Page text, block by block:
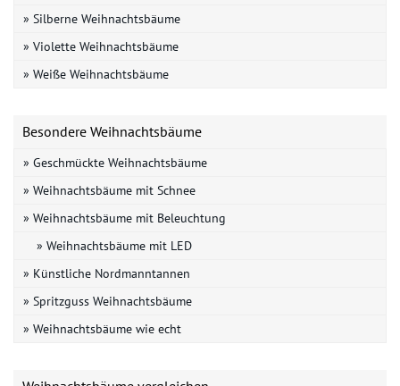
» Silberne Weihnachtsbäume
» Violette Weihnachtsbäume
» Weiße Weihnachtsbäume
Besondere Weihnachtsbäume
» Geschmückte Weihnachtsbäume
» Weihnachtsbäume mit Schnee
» Weihnachtsbäume mit Beleuchtung
» Weihnachtsbäume mit LED
» Künstliche Nordmanntannen
» Spritzguss Weihnachtsbäume
» Weihnachtsbäume wie echt